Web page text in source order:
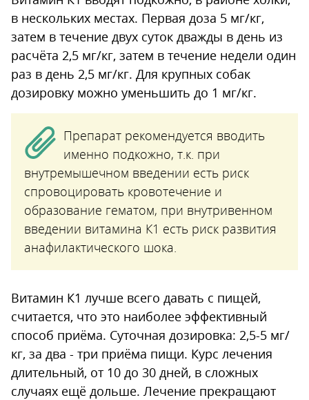
в нескольких местах. Первая доза 5 мг/кг,
затем в течение двух суток дважды в день из
расчёта 2,5 мг/кг, затем в течение недели один
раз в день 2,5 мг/кг. Для крупных собак
дозировку можно уменьшить до 1 мг/кг.
Препарат рекомендуется вводить
именно подкожно, т.к. при
внутремышечном введении есть риск
спровоцировать кровотечение и
образование гематом, при внутривенном
введении витамина К1 есть риск развития
анафилактического шока.
Витамин К1 лучше всего давать с пищей,
считается, что это наиболее эффективный
способ приёма. Суточная дозировка: 2,5-5 мг/
кг, за два - три приёма пищи. Курс лечения
длительный, от 10 до 30 дней, в сложных
случаях ещё дольше. Лечение прекращают